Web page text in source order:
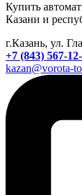
Купить
Казани и
г.Казань, ул.
+7 (843) 567-
kazan@vorota-